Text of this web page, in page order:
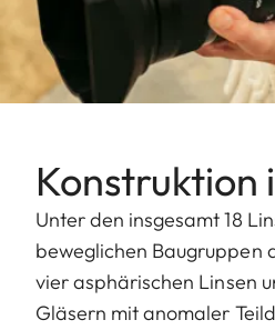
Konstruktion
Unter den insgesamt 18
beweglichen Baugruppen
vier asphärischen Linsen
Gläsern mit anomaler